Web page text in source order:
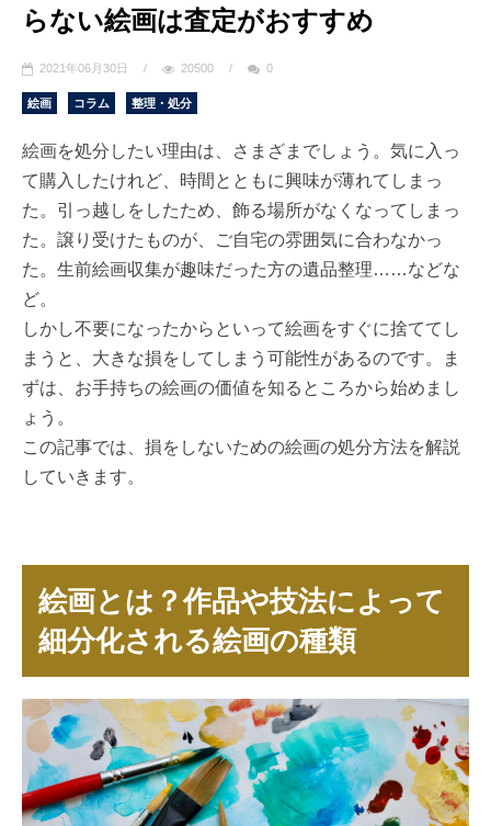
らない絵画は査定がおすすめ
2021年06月30日 / 20500 / 0
絵画 コラム 整理・処分
絵画を処分したい理由は、さまざまでしょう。気に入っ
て購入したけれど、時間とともに興味が薄れてしまっ
た。引っ越しをしたため、飾る場所がなくなってしまっ
た。譲り受けたものが、ご自宅の雰囲気に合わなかっ
た。生前絵画収集が趣味だった方の遺品整理……などな
ど。
しかし不要になったからといって絵画をすぐに捨ててし
まうと、大きな損をしてしまう可能性があるのです。ま
ずは、お手持ちの絵画の価値を知るところから始めまし
ょう。
この記事では、損をしないための絵画の処分方法を解説
していきます。
絵画とは？作品や技法によって
細分化される絵画の種類